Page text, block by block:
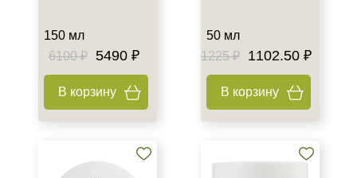
Процедура
Биоревитализация
Демакияж
Мезотерапия
Показать еще
150 мл
6100 ₽
5490 ₽
В корзину
50 мл
1225 ₽
1102.50 ₽
В корзину